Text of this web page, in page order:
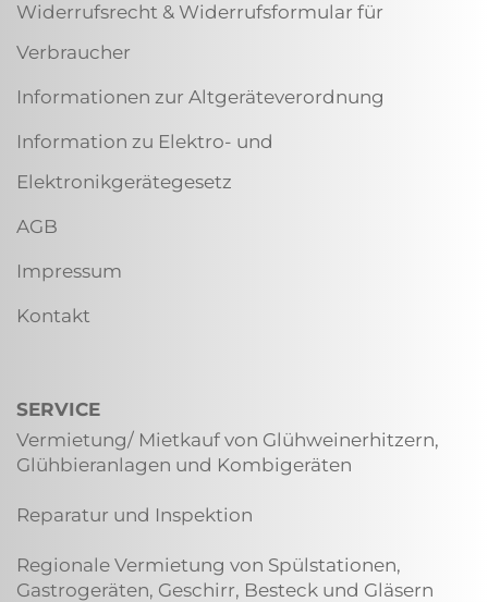
Widerrufsrecht & Widerrufsformular für
Verbraucher
Informationen zur Altgeräteverordnung
Information zu Elektro- und
Elektronikgerätegesetz
AGB
Impressum
Kontakt
SERVICE
Vermietung/ Mietkauf von Glühweinerhitzern,
Glühbieranlagen und Kombigeräten
Reparatur und Inspektion
Regionale Vermietung von Spülstationen,
Gastrogeräten, Geschirr, Besteck und Gläsern